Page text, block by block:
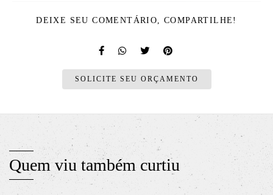
DEIXE SEU COMENTÁRIO, COMPARTILHE!
SOLICITE SEU ORÇAMENTO
Quem viu também curtiu